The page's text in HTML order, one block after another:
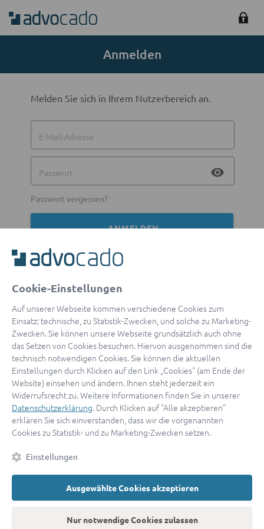
Anmelden
Melden Sie sich in Ihrem Nutzerbereich an.
E-Mail-Adresse
Passwort visibility
Passwort vergessen?
ANMELDEN
Mit Apple anmelden
Sign in with Google
By continuing, you are indicating that you accept ourTerms of
ServiceandPrivacy Policy.
Sie haben noch keinen Zugang?Hier registrieren
oder als Anwalt registrieren.
© 2026 advocado
Cookie-Einstellungen
Auf unserer Webseite kommen verschiedene Cookies zum
Einsatz: technische, zu Statistik-Zwecken, und solche zu Marketing-
Zwecken. Sie können unsere Webseite grundsätzlich auch ohne
das Setzen von Cookies besuchen. Hiervon ausgenommen sind die
technisch notwendigen Cookies. Sie können die aktuellen
Einstellungen durch Klicken auf den Link „Cookies“ (am Ende der
Website) einsehen und ändern. Ihnen steht jederzeit ein
Widerrufsrecht zu. Weitere Informationen finden Sie in unserer
Datenschutzerklärung. Durch Klicken auf "Alle akzeptieren"
erklären Sie sich einverstanden, dass wir die vorgenannten
Cookies zu Statistik- und zu Marketing-Zwecken setzen.
Einstellungen
Ausgewählte Cookies akzeptieren
Nur notwendige Cookies zulassen